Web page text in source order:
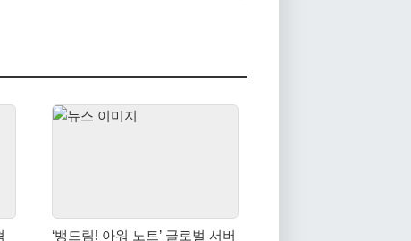
‘뱅드림! 아워 노트’ 글로벌 서버